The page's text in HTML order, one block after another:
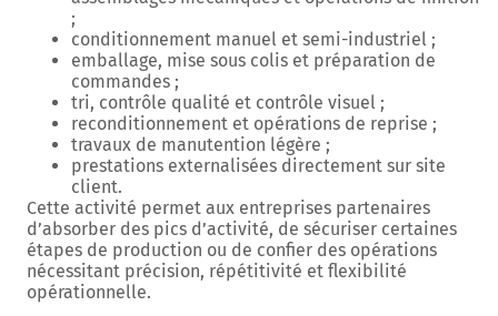
;
conditionnement manuel et semi-industriel ;
emballage, mise sous colis et préparation de
commandes ;
tri, contrôle qualité et contrôle visuel ;
reconditionnement et opérations de reprise ;
travaux de manutention légère ;
prestations externalisées directement sur site
client.
Cette activité permet aux entreprises partenaires
d’absorber des pics d’activité, de sécuriser certaines
étapes de production ou de confier des opérations
nécessitant précision, répétitivité et flexibilité
opérationnelle.